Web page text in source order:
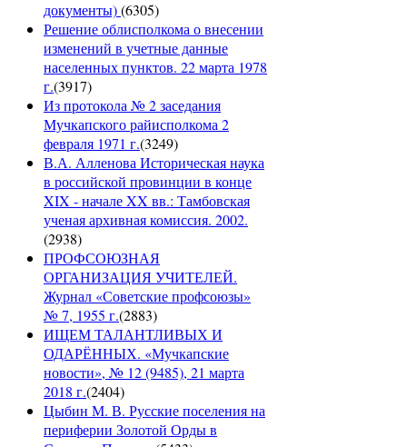
документы)(6305)
Решение облисполкома о внесении
изменений в учетные данные
населенных пунктов. 22 марта 1978
г.(3917)
Из протокола № 2 заседания
Мучкапского райисполкома 2
февраля 1971 г.(3249)
В.А. Алленова Историческая наука
в российской провинции в конце
XIX - начале XX вв.: Тамбовская
ученая архивная комиссия. 2002.
(2938)
ПРОФСОЮЗНАЯ
ОРГАНИЗАЦИЯ УЧИТЕЛЕЙ.
Журнал «Советские профсоюзы»
№ 7, 1955 г.(2883)
ИЩЕМ ТАЛАНТЛИВЫХ И
ОДАРЁННЫХ. «Мучкапские
новости», № 12 (9485), 21 марта
2018 г.(2404)
Цыбин М. В. Русские поселения на
периферии Золотой Орды в